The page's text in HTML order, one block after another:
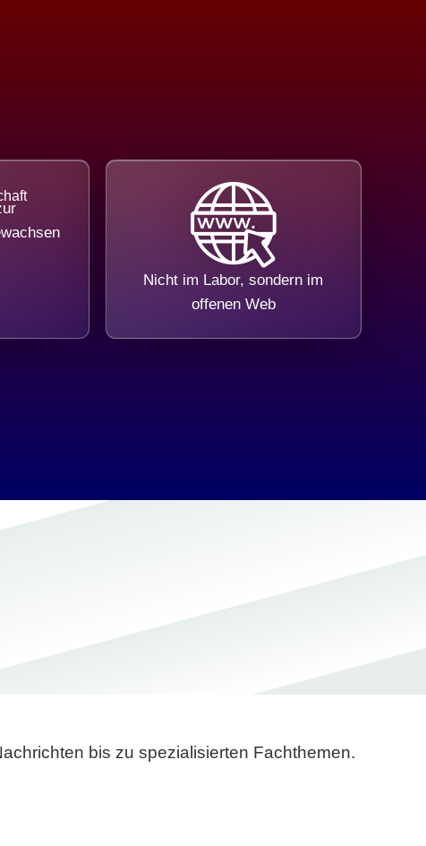
Nicht im Labor, sondern im
offenen Web
bis zu spezialisierten Fachthemen.